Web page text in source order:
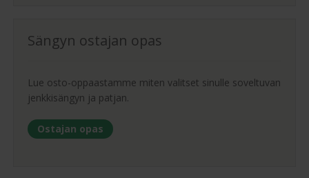
Sängyn ostajan opas
Lue osto-oppaastamme miten valitset sinulle soveltuvan
jenkkisängyn ja patjan.
Ostajan opas